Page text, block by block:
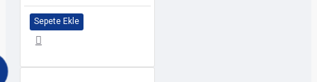
Sepete Ekle